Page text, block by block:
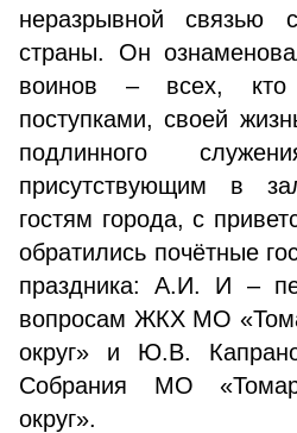
неразрывной связью
страны. Он
воинов – всех, кто
поступками, своей
подлинного
присутствующим в
гостям города, с
обратились почётные
праздника: А.И. И –
вопросам ЖКХ МО
округ» и Ю.В.
Собрания МО
округ».